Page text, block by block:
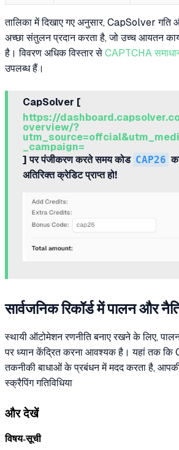
तालिका में दिखाए गए अनुसार, CapSolver
अच्छा संतुलन प्रदान करता है, जो उच्च आयतन
है। विवरण अधिक विस्तार से CAPTCHA
उपलब्ध हैं।
CapSolver [
https://
overview/?
_campaign=
] पर पंजीकरण करते समय कोड CAP26
अतिरिक्त क्रेडिट प्राप्त हो!
सार्वजनिक रिकॉर्ड में पालन और
स्थायी ऑटोमेशन रणनीति बनाए रखने के लिए,
पर ध्यान केंद्रित करना आवश्यक है। यहां तक
तकनीकी बाधाओं के प्रबंधन में मदद करता है,
स्क्रैपिंग गतिविधिया
और देखें
विषय-सूची